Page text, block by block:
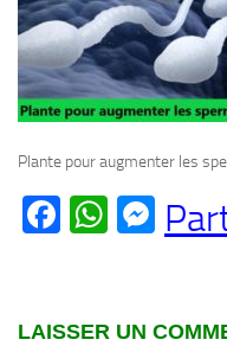
Plante pour augmenter les
Facebook
LAISSER UN